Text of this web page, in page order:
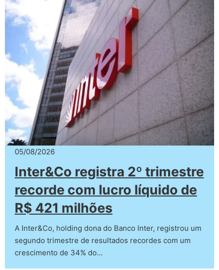
05/08/2026
Inter&Co registra 2º trimestre
recorde com lucro líquido de
R$ 421 milhões
A Inter&Co, holding dona do Banco Inter, registrou um
segundo trimestre de resultados recordes com um
crescimento de 34% do…